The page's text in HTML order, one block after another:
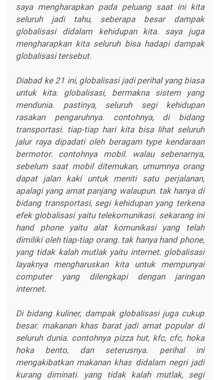
saya mengharapkan pada peluang saat ini kita
seluruh jadi tahu, seberapa besar dampak
globalisasi didalam kehidupan kita. saya juga
mengharapkan kita seluruh bisa hadapi dampak
globalisasi tersebut.
Diabad ke 21 ini, globalisasi jadi perihal yang biasa
untuk kita. globalisasi, bermakna sistem yang
mendunia. pastinya, seluruh segi kehidupan
rasakan pengaruhnya. contohnya, di bidang
transportasi. tiap-tiap hari kita bisa lihat seluruh
jalur raya dipadati oleh beragam type kendaraan
bermotor. contohnya mobil. walau sebenarnya,
sebelum saat mobil ditemukan, umumnya orang
dapat jalan kaki untuk meniti satu perjalanan,
apalagi yang amat panjang walaupun. tak hanya di
bidang transportasi, segi kehidupan yang terkena
efek globalisasi yaitu telekomunikasi. sekarang ini
hand phone yaitu alat komunikasi yang telah
dimiliki oleh tiap-tiap orang. tak hanya hand phone,
yang tidak kalah mutlak yaitu internet. globalisasi
layaknya mengharuskan kita untuk mempunyai
computer yang dilengkapi dengan jaringan
internet.
Di bidang kuliner, dampak globalisasi juga cukup
besar. makanan khas barat jadi amat popular di
seluruh dunia. contohnya pizza hut, kfc, cfc, hoka
hoka bento, dan seterusnya. perihal ini
mengakibatkan makanan khas didalam negri jadi
kurang diminati. yang tidak kalah mutlak, segi